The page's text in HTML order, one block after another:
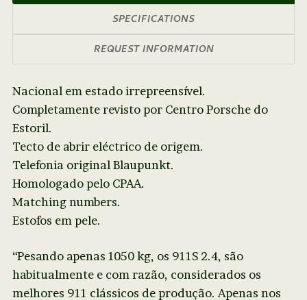
SPECIFICATIONS
REQUEST INFORMATION
Nacional em estado irrepreensível.
Completamente revisto por Centro Porsche do
Estoril.
Tecto de abrir eléctrico de origem.
Telefonia original Blaupunkt.
Homologado pelo CPAA.
Matching numbers.
Estofos em pele.
“Pesando apenas 1050 kg, os 911S 2.4, são
habitualmente e com razão, considerados os
melhores 911 clássicos de produção. Apenas nos